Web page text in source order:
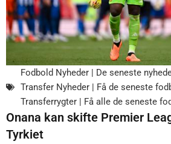
Fodbold Nyheder | De seneste
Transfer Nyheder | Få de seneste
Transferrygter | Få alle de seneste
Onana kan skifte Premier
Tyrkiet